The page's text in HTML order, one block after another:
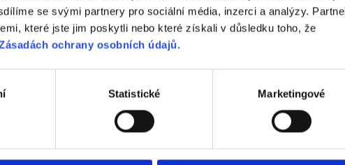
se svými partnery pro sociální média, inzerci a analýzy.
které jste jim poskytli nebo které získali v důsledku toho, že
ochrany osobních údajů.
Statistické Marketingové